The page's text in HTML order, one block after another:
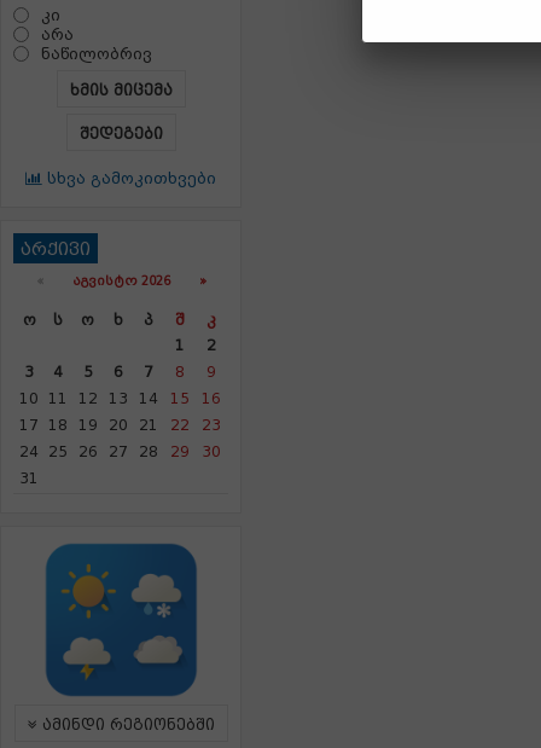
კი
არა
ნაწილობრივ
ხმის მიცემა
შედეგები
სხვა გამოკითხვები
არქივი
« ᲐᲒᲕᲘᲡᲢᲝ 2026 »
Ო Ს Ო Ხ Პ Შ
Კ
1
2
3
4 5 6 7 8
9
10
11 12 13 14 15
16
17
18 19 20 21 22
23
24
25 26 27 28 29
30
31
ამინდი რეგიონებში